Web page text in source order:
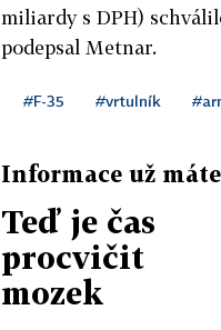
miliardy s DPH)
podepsal Metnar.
#F-35 #vrtulník
Informace už máte
Teď je čas
procvičit
mozek